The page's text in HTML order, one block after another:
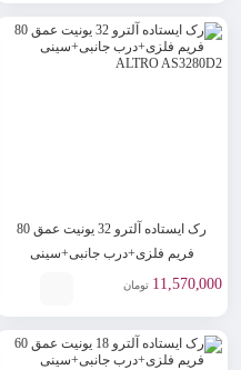
رک ایستاده آلترو 32 یونیت عمق 80
فریم فلزی+درب جانبی+سینی
ALTRO AS3280D211,570,000 تومان